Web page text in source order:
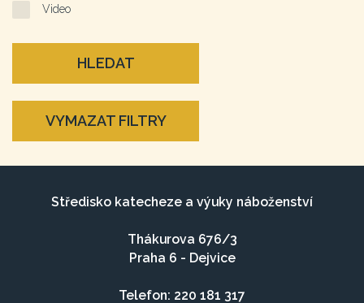
Video
HLEDAT
VYMAZAT FILTRY
Středisko katecheze a výuky náboženství
Thákurova 676/3
Praha 6 - Dejvice
Telefon: 220 181 317